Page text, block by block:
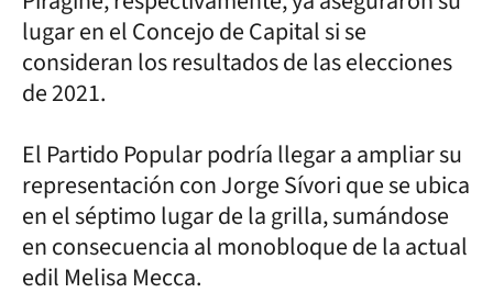
lugar en el Concejo de Capital si se
consideran los resultados de las elecciones
de 2021.
El Partido Popular podría llegar a ampliar su
representación con Jorge Sívori que se ubica
en el séptimo lugar de la grilla, sumándose
en consecuencia al monobloque de la actual
edil Melisa Mecca.